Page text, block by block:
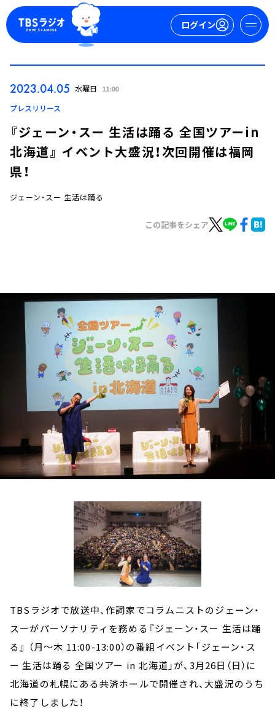
ログイン
イベント・グッズ
YouTube
会社情報
2023.04.05 水曜日 11:00
プレスリリース
『ジェーン・スー 生活は踊る 全国ツアーin
北海道』 イベント大盛況！次回開催は福岡
県！
ジェーン・スー 生活は踊る
この記事をシェア
TBSラジオで放送中、作詞家でコラムニストのジェーン・
スーがパーソナリティを務める『ジェーン・スー 生活は踊
る』 （月～木 11:00-13:00）の番組イベント「ジェーン・ス
ー 生活は踊る 全国ツアー in 北海道」が、3月26日（日）に
北海道の札幌にある共済ホールで開催され、大盛況のうち
に終了しました！